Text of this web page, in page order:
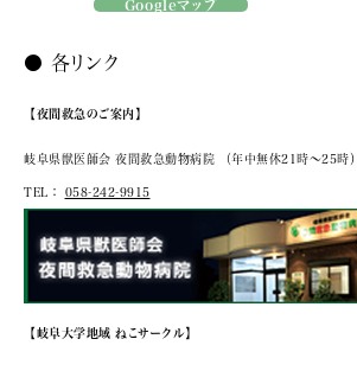
Googleマップ
● 各リンク
【夜間救急のご案内】
岐阜県獣医師会 夜間救急動物病院 （年中無休21時～25時）
TEL： 058-242-9915
【岐阜大学地域 ねこサークル】